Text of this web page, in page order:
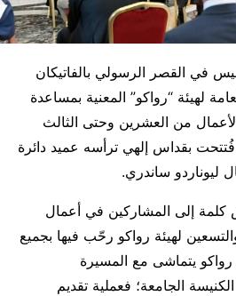
في القصر الرسولي بالفاتيكان
لهيئة “رواكو” المعنية بمساعدة
من العشرين وحتى الثالث
بقداس إلهي ترأسه عميد دائرة
ليوناردو ساندري.
كلمة إلى المشاركين في أعمال
لهيئة رواكو رحّب فيها بجميع
يتماشى مع المسيرة
الجامعة؛ فعملية تقديم